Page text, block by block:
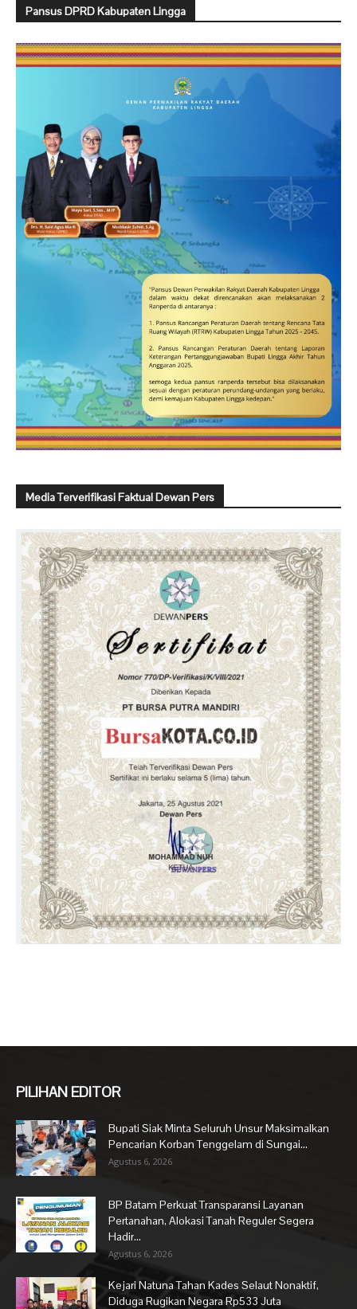
Pansus DPRD Kabupaten Lingga
Media Terverifikasi Faktual Dewan Pers
PILIHAN EDITOR
Bupati Siak Minta Seluruh Unsur Maksimalkan
Pencarian Korban Tenggelam di Sungai...
Agustus 6, 2026
BP Batam Perkuat Transparansi Layanan
Pertanahan, Alokasi Tanah Reguler Segera
Hadir...
Agustus 6, 2026
Kejari Natuna Tahan Kades Selaut Nonaktif,
Diduga Rugikan Negara Rp533 Juta